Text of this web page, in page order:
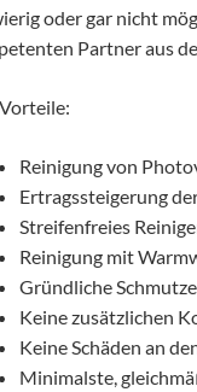
Kläranlage
Fachvorträge
oder gar nicht
Partner aus
Reinigung von
Ertragssteigerung
Streifenfreies
Reinigung mit
Gründliche
Keine zusätzlichen
Keine Schäden an
Minimalste,